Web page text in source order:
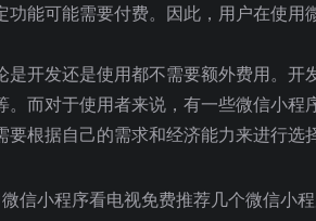
能可能需要付费。因此，用户在使用
开发还是使用都不需要额外费用。开
而对于使用者来说，有一些微信小程
根据自己的需求和经济能力来进行选择
信小程序看电视免费推荐几个微信小